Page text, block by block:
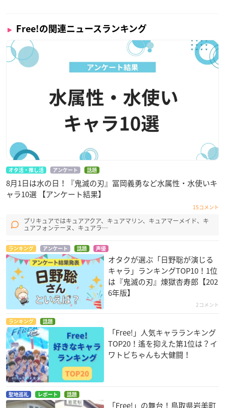
Free!の関連ニュースランキング
オタ活・推し活 アンケート 話題
8月1日は水の日！『鬼滅の刃』冨岡義勇など水属性・水使いキ
ャラ10選 【アンケート結果】
15コメント
プリキュアではキュアアクア、キュアマリン、キュアマーメイド、キ
ュアフォンテーヌ、キュアラ…
ランキング アンケート 話題 声優
オタクが選ぶ「日野聡が演じる
キャラ」ランキングTOP10！1位
は『鬼滅の刃』煉󠄁獄杏寿郎【202
6年版】
2コメント
ランキング 話題
「Free!」人気キャラランキング
TOP20！遙を抑えた第1位は？イ
ワトビちゃんも大健闘！
聖地巡礼 レポート 話題
「Free!」の舞台！鳥取県岩美町